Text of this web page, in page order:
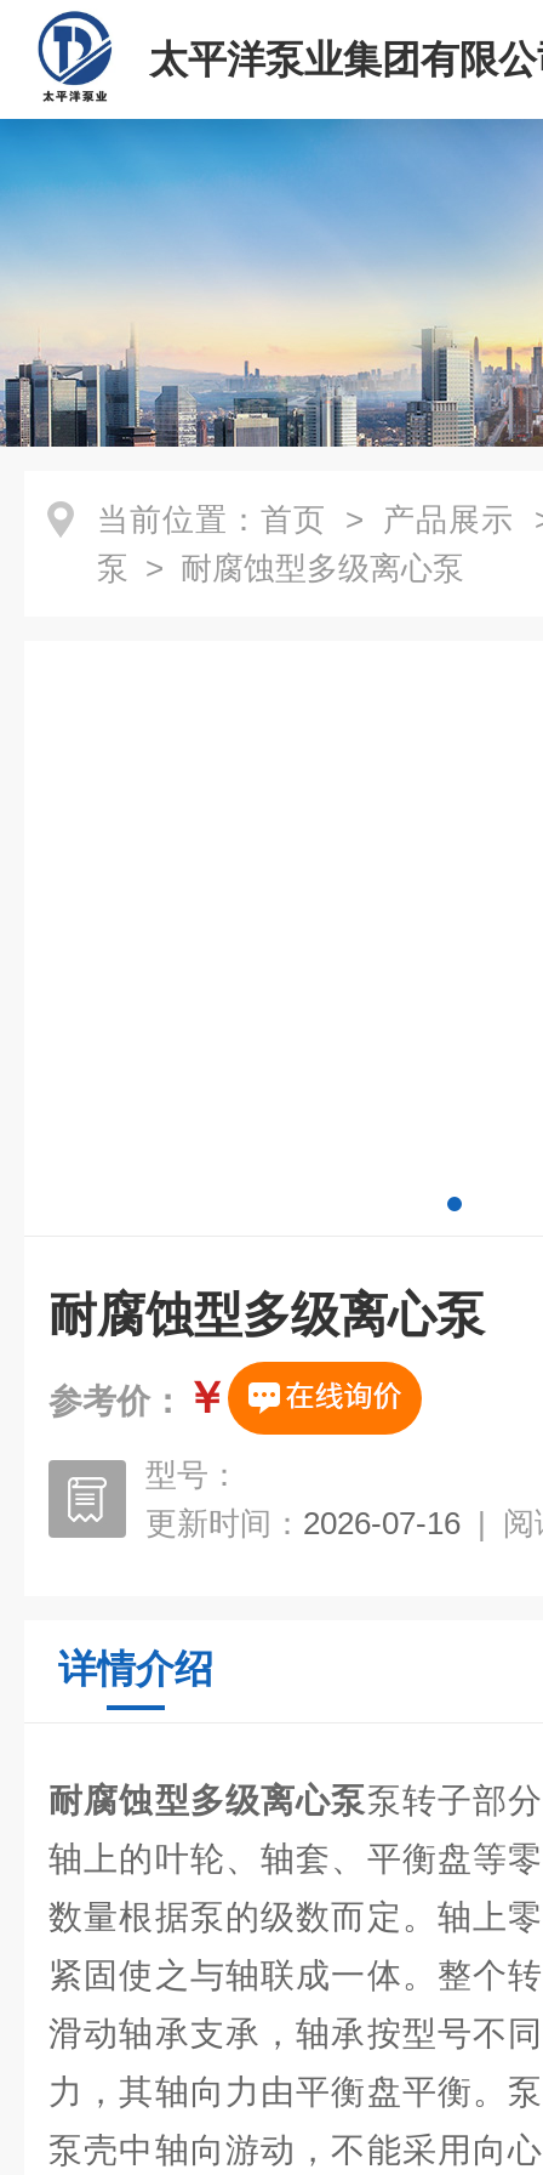
太平洋泵业集团有限
当前位置： 首页 > 产品展示
泵 > 耐腐蚀型多级离心泵
耐腐蚀型多级离心泵
参考价： ￥
型号：
更新时间： 2026-07-16 | 阅
详情介绍
耐腐蚀型多级离心泵泵转子部
轴上的叶轮、轴套、平衡盘等
数量根据泵的级数而定。轴上
紧固使之与轴联成一体。整个
滑动轴承支承，轴承按型号不
力，其轴向力由平衡盘平衡。
泵壳中轴向游动，不能采用向